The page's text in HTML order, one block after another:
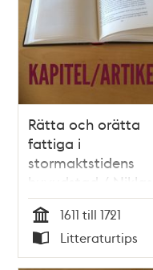
Rätta och orätta
fattiga i
stormaktstidens
huvudstad / Niklas
Ericsson
Tid
1611 till 1721
Typ
Litteraturtips